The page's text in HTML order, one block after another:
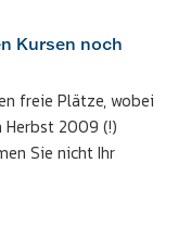
Kursen noch
freie Plätze, wobei
Herbst 2009 (!)
Sie nicht Ihr